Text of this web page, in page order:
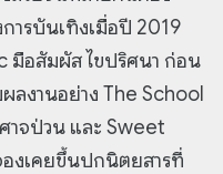
ารบันเทิงเมื่อปี 2019
มือสัมผัส ไขปริศนา ก่อน
ลงานอย่าง The School
าจป่วน และ Sweet
องเคยขึ้นปกนิตยสารที่